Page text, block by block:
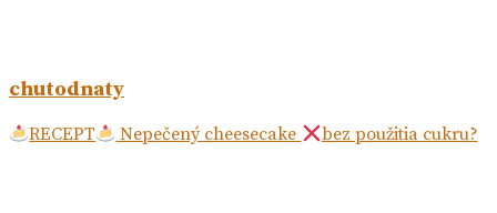
chutodnaty
RECEPT Nepečený cheesecake bez použitia cukru?